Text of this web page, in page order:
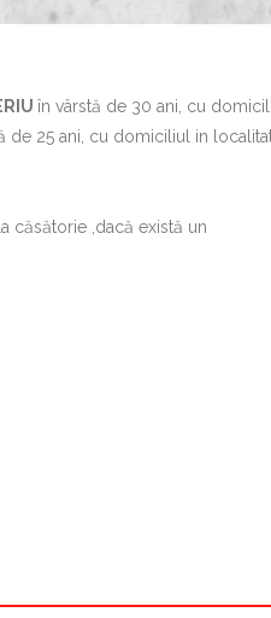
în vârstă de 30 ani, cu
de 25 ani, cu domiciliul in
căsătorie ,dacă există un